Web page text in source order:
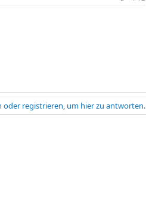
oder registrieren, um hier zu antworten.